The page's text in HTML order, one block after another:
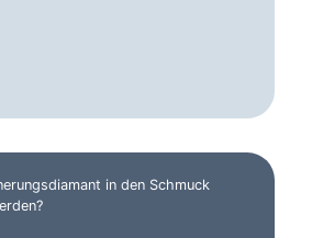
in den Schmuck